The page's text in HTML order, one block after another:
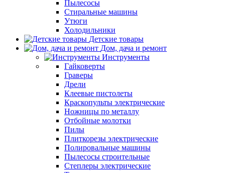
Пылесосы
Стиральные машины
Утюги
Холодильники
Детские товары
Дом, дача и ремонт
Инструменты
Гайковерты
Граверы
Дрели
Клеевые пистолеты
Краскопульты электрические
Ножницы по металлу
Отбойные молотки
Пилы
Плиткорезы электрические
Полировальные машины
Пылесосы строительные
Степлеры электрические